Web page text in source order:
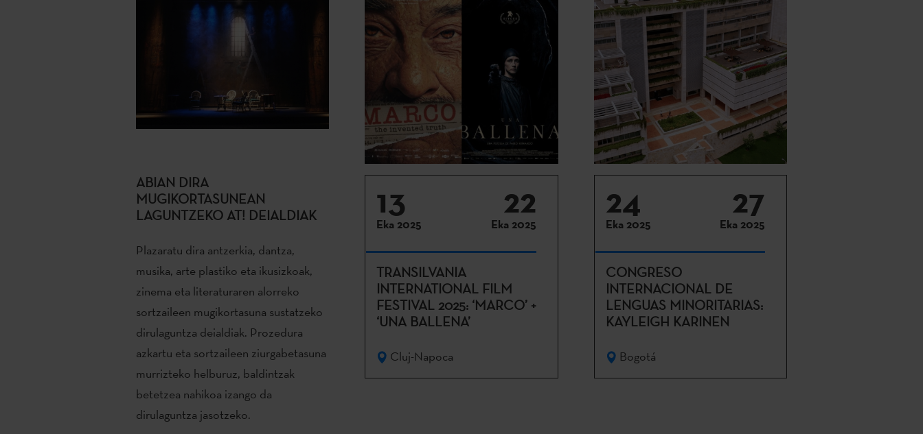
ABIAN DIRA
MUGIKORTASUNEAN
LAGUNTZEKO AT! DEIALDIAK
Plazaratu dira antzerkia, dantza,
musika, arte plastiko eta ikusizkoak,
zinema eta literaturaren alorreko
sortzaileen mugikortasuna sustatzeko
dirulaguntza deialdiak. Prozedura
azkartu eta sortzaileen ziurgabetasuna
murrizteko helburuz, baldintzak
betetzea nahikoa izango da
dirulaguntza jasotzeko.
13
Eka 2025
22
Eka 2025
TRANSILVANIA
INTERNATIONAL FILM
FESTIVAL 2025: ‘MARCO’ +
‘UNA BALLENA’
Cluj-Napoca
24
Eka 2025
27
Eka 2025
CONGRESO
INTERNACIONAL DE
LENGUAS MINORITARIAS:
KAYLEIGH KARINEN
Bogotá